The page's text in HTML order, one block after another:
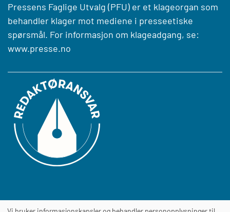
Pressens Faglige Utvalg (PFU) er et klageorgan som
behandler klager mot mediene i presseetiske
spørsmål. For informasjon om klageadgang, se:
www.presse.no